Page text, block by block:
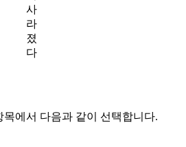
사
라
졌
다
목에서 다음과 같이 선택합니다.